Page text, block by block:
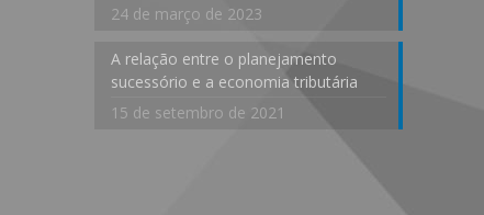
24 de março de 2023
A relação entre o planejamento
sucessório e a economia tributária
15 de setembro de 2021